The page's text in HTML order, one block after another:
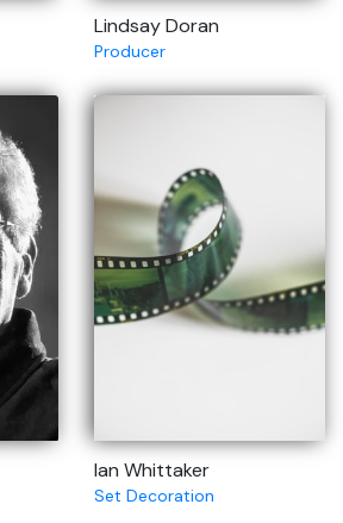
Lindsay Doran
Producer
Ian Whittaker
Set Decoration